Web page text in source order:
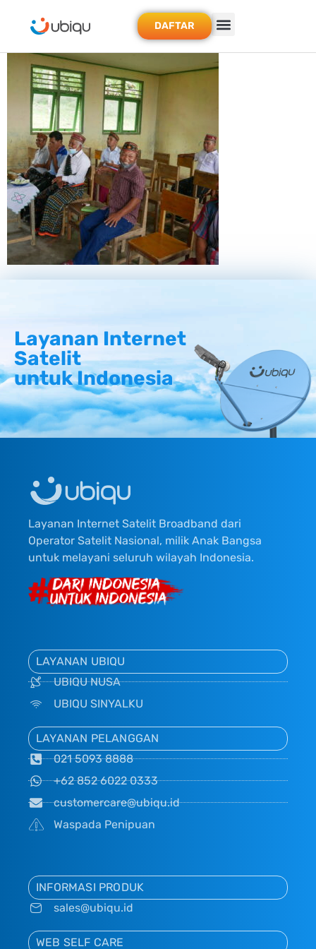
DAFTAR
Layanan Internet
Satelit
untuk Indonesia
Layanan Internet Satelit Broadband dari
Operator Satelit Nasional, milik Anak Bangsa
untuk melayani seluruh wilayah Indonesia.
LAYANAN UBIQU
UBIQU NUSA
UBIQU SINYALKU
LAYANAN PELANGGAN
021 5093 8888
+62 852 6022 0333
customercare@ubiqu.id
Waspada Penipuan
INFORMASI PRODUK
sales@ubiqu.id
WEB SELF CARE